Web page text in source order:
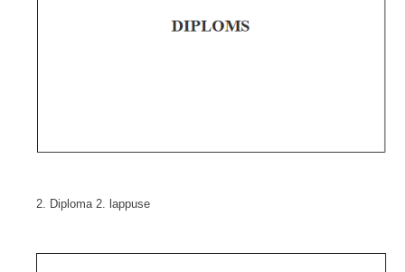
2. Diploma 2. lappuse